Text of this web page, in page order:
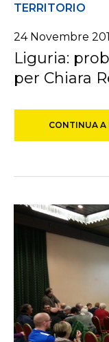
TERRITORIO
24 Novembre
Liguria:
per Chiara
CONTINUA A